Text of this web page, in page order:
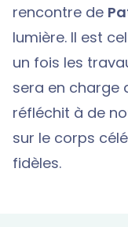
rencontre de
lumière. Il est
un fois les
sera en charge
réfléchit à de
sur le corps
fidèles.